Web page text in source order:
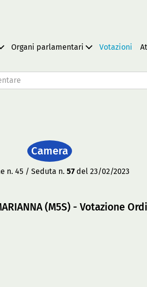
Organi parlamentari Votazioni
Camera
n. 45 / Seduta n. 57del 23/02/2023
(M5S) - Votazione